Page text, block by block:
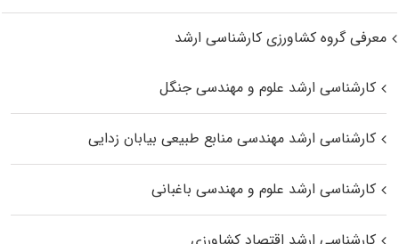
معرفی گروه کشاورزی کارشناسی ارشد
کارشناسی ارشد علوم و مهندسی جنگل
کارشناسی ارشد مهندسی منابع طبیعی بیابان زدایی
کارشناسی ارشد علوم و مهندسی باغبانی